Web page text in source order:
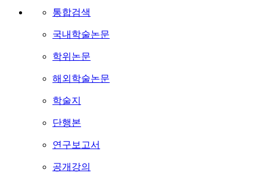
통합검색
국내학술논문
학위논문
해외학술논문
학술지
단행본
연구보고서
공개강의